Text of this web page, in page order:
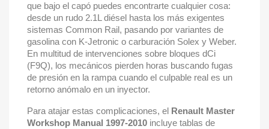
que bajo el capó puedes encontrarte cualquier cosa:
desde un rudo 2.1L diésel hasta los más exigentes
sistemas Common Rail, pasando por variantes de
gasolina con K-Jetronic o carburación Solex y Weber.
En multitud de intervenciones sobre bloques dCi
(F9Q), los mecánicos pierden horas buscando fugas
de presión en la rampa cuando el culpable real es un
retorno anómalo en un inyector.
Para atajar estas complicaciones, el Renault Master
Workshop Manual 1997-2010 incluye tablas de